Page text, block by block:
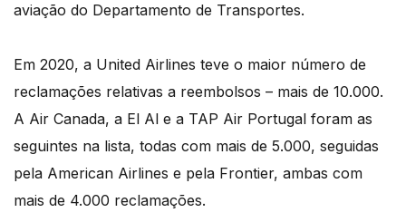
aviação do Departamento de Transportes.
Em 2020, a United Airlines teve o maior número de
reclamações relativas a reembolsos – mais de 10.000.
A Air Canada, a El Al e a TAP Air Portugal foram as
seguintes na lista, todas com mais de 5.000, seguidas
pela American Airlines e pela Frontier, ambas com
mais de 4.000 reclamações.